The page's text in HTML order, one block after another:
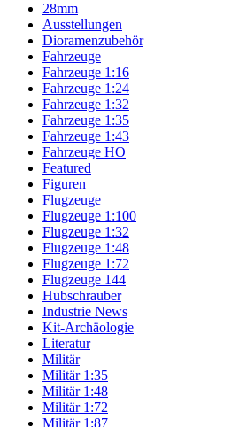
28mm
Ausstellungen
Dioramenzubehör
Fahrzeuge
Fahrzeuge 1:16
Fahrzeuge 1:24
Fahrzeuge 1:32
Fahrzeuge 1:35
Fahrzeuge 1:43
Fahrzeuge HO
Featured
Figuren
Flugzeuge
Flugzeuge 1:100
Flugzeuge 1:32
Flugzeuge 1:48
Flugzeuge 1:72
Flugzeuge 144
Hubschrauber
Industrie News
Kit-Archäologie
Literatur
Militär
Militär 1:35
Militär 1:48
Militär 1:72
Militär 1:87